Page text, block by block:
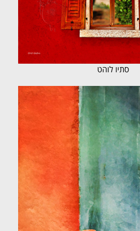
סתיו לוהט